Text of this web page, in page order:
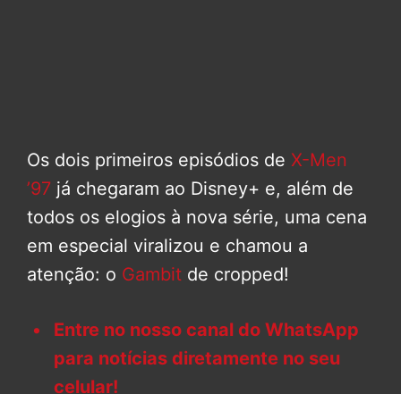
Os dois primeiros episódios de X-Men
’97 já chegaram ao Disney+ e, além de
todos os elogios à nova série, uma cena
em especial viralizou e chamou a
atenção: o Gambit de cropped!
Entre no nosso canal do WhatsApp
para notícias diretamente no seu
celular!